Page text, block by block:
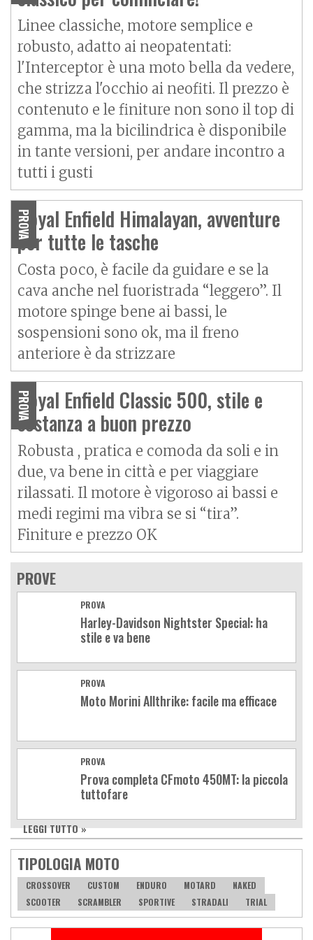
Linee classiche, motore semplice e
robusto, adatto ai neopatentati:
l'Interceptor è una moto bella da vedere,
che strizza l'occhio ai neofiti. Il prezzo è
contenuto e le finiture non sono il top di
gamma, ma la bicilindrica è disponibile
in tante versioni, per andare incontro a
tutti i gusti
PROVA
Royal Enfield Himalayan, avventure
per tutte le tasche
Costa poco, è facile da guidare e se la
cava anche nel fuoristrada “leggero”. Il
motore spinge bene ai bassi, le
sospensioni sono ok, ma il freno
anteriore è da strizzare
PROVA
Royal Enfield Classic 500, stile e
sostanza a buon prezzo
Robusta , pratica e comoda da soli e in
due, va bene in città e per viaggiare
rilassati. Il motore è vigoroso ai bassi e
medi regimi ma vibra se si “tira”.
Finiture e prezzo OK
PROVE
PROVA
Harley-Davidson Nightster Special: ha
stile e va bene
PROVA
Moto Morini Allthrike: facile ma efficace
PROVA
Prova completa CFmoto 450MT: la piccola
tuttofare
LEGGI TUTTO »
TIPOLOGIA MOTO
CROSSOVER CUSTOM ENDURO MOTARD
NAKED
SCOOTER
SCRAMBLER SPORTIVE STRADALI TRIAL